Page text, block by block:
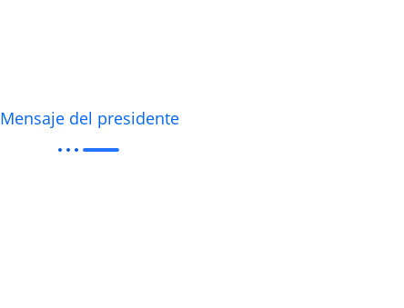
Mensaje del presidente